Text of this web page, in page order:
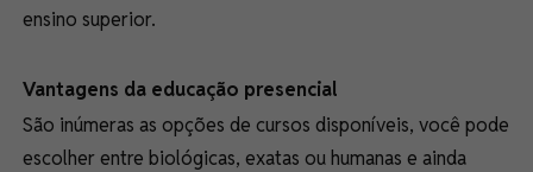
ensino superior.
Vantagens da educação presencial
São inúmeras as opções de cursos disponíveis, você pode
escolher entre biológicas, exatas ou humanas e ainda